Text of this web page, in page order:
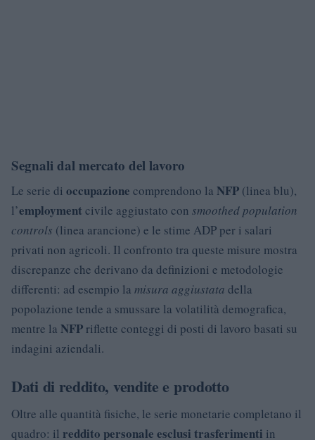
Segnali dal mercato del lavoro
Le serie di occupazione comprendono la NFP (linea blu),
l’employment civile aggiustato con smoothed population
controls (linea arancione) e le stime ADP per i salari
privati non agricoli. Il confronto tra queste misure mostra
discrepanze che derivano da definizioni e metodologie
differenti: ad esempio la misura aggiustata della
popolazione tende a smussare la volatilità demografica,
mentre la NFP riflette conteggi di posti di lavoro basati su
indagini aziendali.
Dati di reddito, vendite e prodotto
Oltre alle quantità fisiche, le serie monetarie completano il
quadro: il reddito personale esclusi trasferimenti in